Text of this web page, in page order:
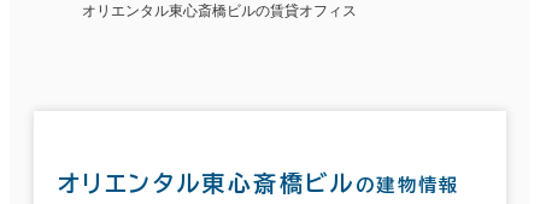
オリエンタル東心斎橋ビルの賃貸オフィス
オリエンタル東心斎橋ビル の建物情報